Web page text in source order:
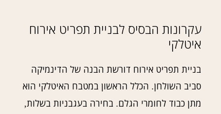
עקרונות הבסיס לבניית תפריט אירוח
איטלקי
בניית תפריט אירוח דורשת הבנה של הדינמיקה
סביב השולחן. הכלל הראשון במטבח האיטלקי הוא
מתן כבוד לחומרי הגלם. בחירה בעגבניות בשלות,